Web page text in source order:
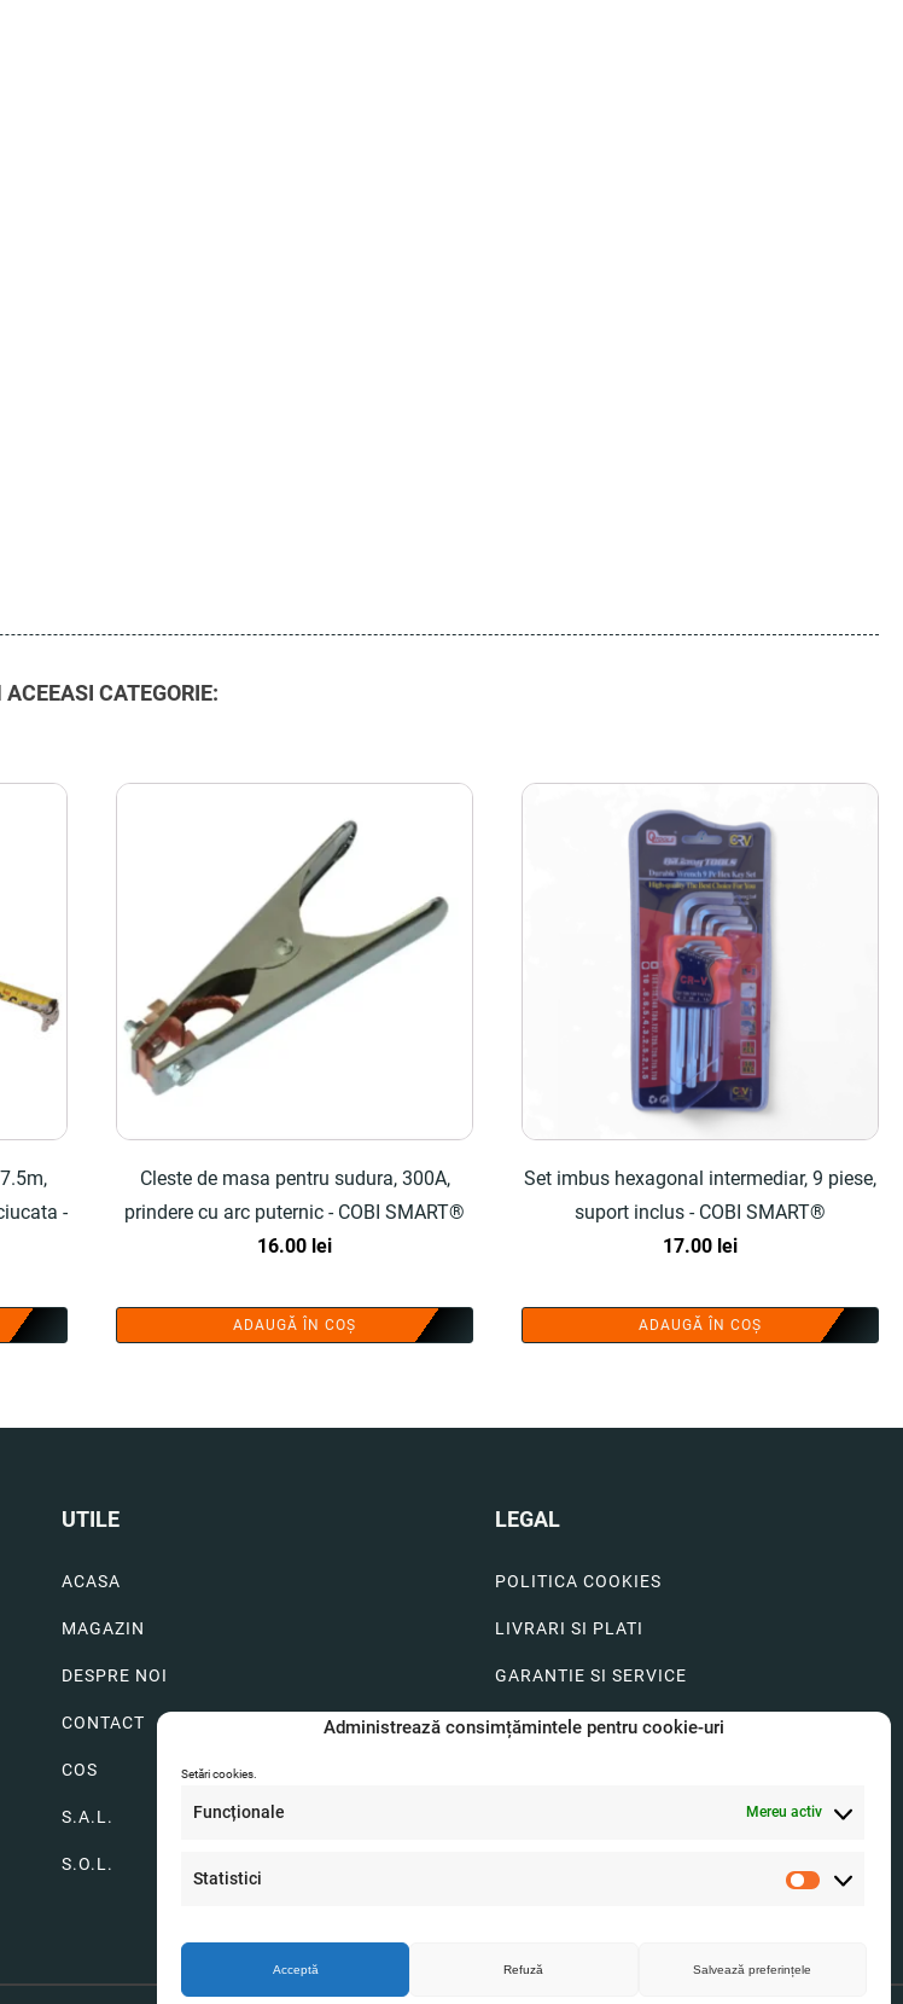
Administrează consimțămintele pentru cookie-uri
Setări cookies.
Funcționale Mereu activ
Statistici Statistici
Acceptă Refuză Salvează preferințele
ACEEASI CATEGORIE:
-
Cleste de masa pentru sudura, 300A,
prindere cu arc puternic - COBI SMART®
16.00 lei
ADAUGĂ ÎN COȘ
Set imbus hexagonal intermediar, 9 piese,
suport inclus - COBI SMART®
17.00 lei
ADAUGĂ ÎN COȘ
UTILE
ACASA
MAGAZIN
DESPRE NOI
CONTACT
COS
S.A.L.
S.O.L.
LEGAL
POLITICA COOKIES
LIVRARI SI PLATI
GARANTIE SI SERVICE
FORMULAR SERVICE